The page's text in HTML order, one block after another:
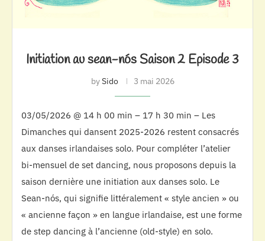
Initiation au sean-nós Saison 2 Episode 3
bySido 3 mai 2026
03/05/2026 @ 14 h 00 min – 17 h 30 min – Les
Dimanches qui dansent 2025-2026 restent consacrés
aux danses irlandaises solo. Pour compléter l’atelier
bi-mensuel de set dancing, nous proposons depuis la
saison dernière une initiation aux danses solo. Le
Sean-nós, qui signifie littéralement « style ancien » ou
« ancienne façon » en langue irlandaise, est une forme
de step dancing à l’ancienne (old-style) en solo.